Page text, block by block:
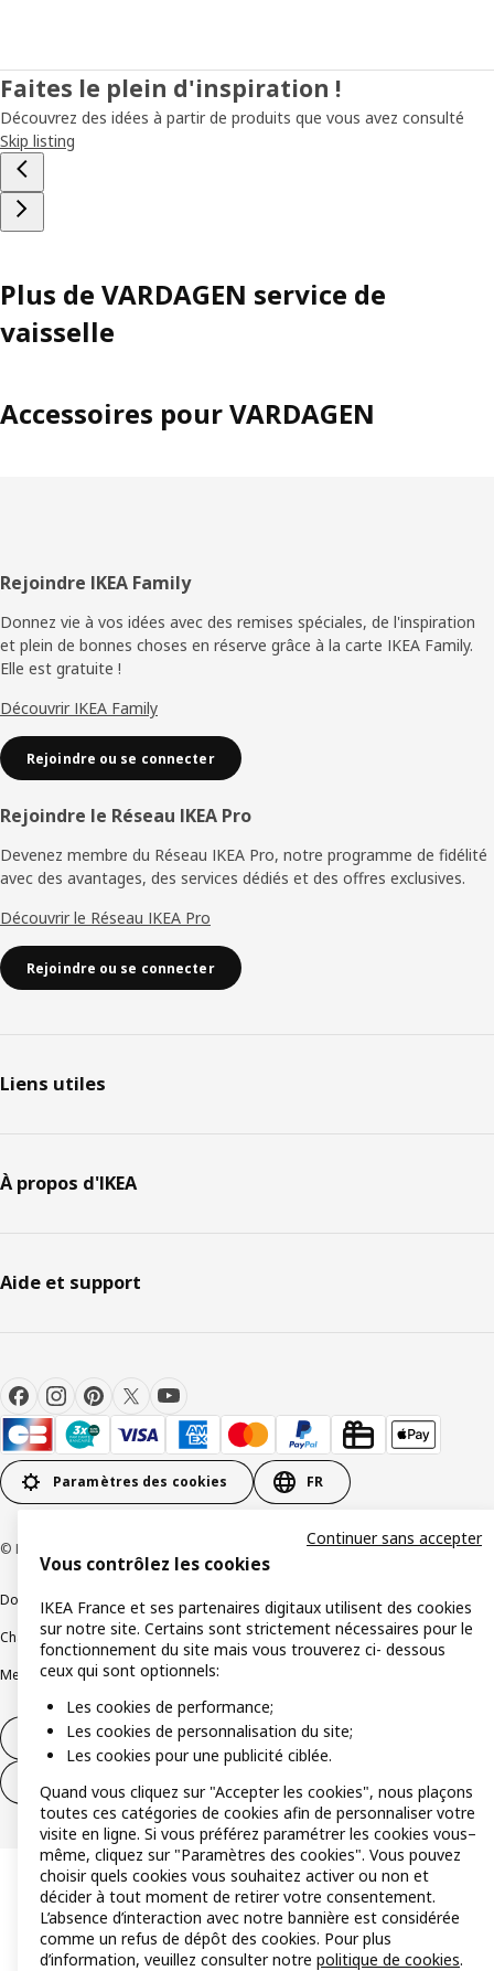
Faites le plein d'inspiration !
Découvrez des idées à partir de produits que vous avez consulté
Skip listing
Plus de VARDAGEN service de
vaisselle
Accessoires pour VARDAGEN
Pied
de
page
Rejoindre IKEA Family
Donnez vie à vos idées avec des remises spéciales, de l'inspiration
et plein de bonnes choses en réserve grâce à la carte IKEA Family.
Elle est gratuite !
Découvrir IKEA Family
Rejoindre ou se connecter
Rejoindre le Réseau IKEA Pro
Devenez membre du Réseau IKEA Pro, notre programme de fidélité
avec des avantages, des services dédiés et des offres exclusives.
Découvrir le Réseau IKEA Pro
Rejoindre ou se connecter
Liens utiles
À propos d'IKEA
Aide et support
Paramètres des cookies FR
© Inter IKEA Systems B.V 1999-2026
Documents juridiques et informations légales
Charte de protection des donnéesPolitique relative aux cookies
Mentions légalesAlertes fraudeRappel produit
Formulaire de rétractation – produits
Formulaire de rétractation – services
Vous contrôlez les cookies
IKEA France et ses partenaires digitaux utilisent des cookies
sur notre site. Certains sont strictement nécessaires pour le
fonctionnement du site mais vous trouverez ci- dessous
ceux qui sont optionnels:
Les cookies de performance;
Les cookies de personnalisation du site;
Les cookies pour une publicité ciblée.
Quand vous cliquez sur "Accepter les cookies", nous plaçons
toutes ces catégories de cookies afin de personnaliser votre
visite en ligne. Si vous préférez paramétrer les cookies vous–
même, cliquez sur "Paramètres des cookies". Vous pouvez
choisir quels cookies vous souhaitez activer ou non et
décider à tout moment de retirer votre consentement.
L’absence d’interaction avec notre bannière est considérée
comme un refus de dépôt des cookies. Pour plus
d’information, veuillez consulter notre politique de cookies.
Continuer sans accepter